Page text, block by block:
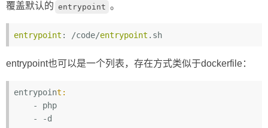
覆盖默认的 entrypoint 。
entrypoint : /code/entrypoint
entrypoint也可以是一个列表，存在方式类似于dockerfile：
entrypoint: